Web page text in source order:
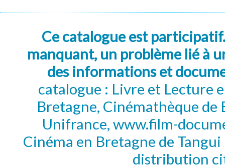
Ce catalogue est
manquant, un problème lié à
des informations et
catalogue : Livre et Lecture
Bretagne, Cinémathèque de
Unifrance, www.film-
Cinéma en Bretagne de
distribution